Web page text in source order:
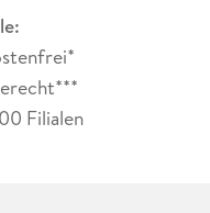
Filialen